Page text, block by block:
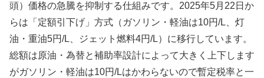
頭）価格の急騰を抑制する仕組みです。2025年5月22日か
らは「定額引下げ」方式（ガソリン・軽油は10円/L、灯
油・重油5円/L、ジェット燃料4円/L）に移行しています。
総額は原油・為替と補助率設計によって大きく上下します
がガソリン・軽油は10円/Lはかわらないので暫定税率と一